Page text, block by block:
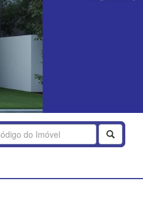
Buscar